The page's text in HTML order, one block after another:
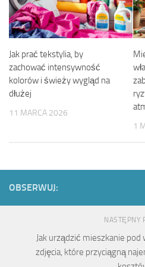
Jak prać tekstylia, by
zachować intensywność
kolorów i świeży wygląd na
dłużej
11 MARCA 2026
1
OBSERWUJ:
NASTĘPNY
Jak urządzić mieszkanie
zdjęcia, które przyciągną